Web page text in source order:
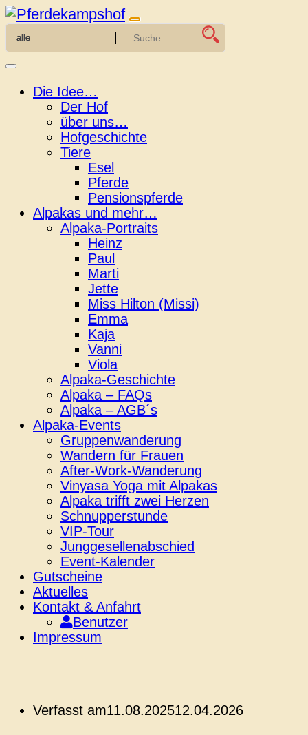
Zum
Inhalt
springen
Die Idee…
Der Hof
über uns…
Hofgeschichte
Tiere
Esel
Pferde
Pensionspferde
Alpakas und mehr…
Alpaka-Portraits
Heinz
Paul
Marti
Jette
Miss Hilton (Missi)
Emma
Kaja
Vanni
Viola
Alpaka-Geschichte
Alpaka – FAQs
Alpaka – AGB´s
Alpaka-Events
Gruppenwanderung
Wandern für Frauen
After-Work-Wanderung
Vinyasa Yoga mit Alpakas
Alpaka trifft zwei Herzen
Schnupperstunde
VIP-Tour
Junggesellenabschied
Event-Kalender
Gutscheine
Aktuelles
Kontakt & Anfahrt
Benutzer
Impressum
Verfasst am11.08.202512.04.2026